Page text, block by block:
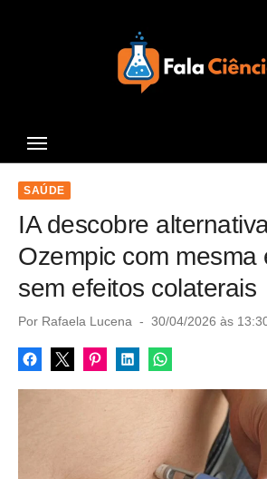
c
SAÚDE
IA descobre
Ozempic com mesma
sem efeitos colaterais
Por Rafaela Lucena
P
s
t
30/04/2026 às